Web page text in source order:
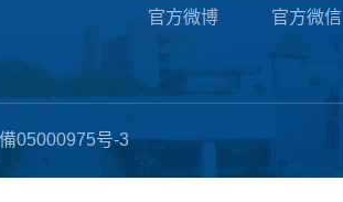
官方微博 官方微信
05000975号-3